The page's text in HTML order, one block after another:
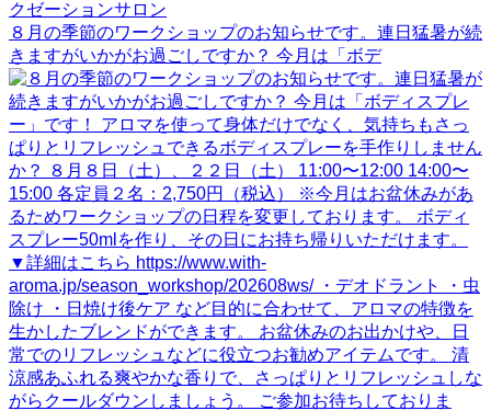
８月の季節のワークショップのお知らせです。連日猛暑が続
きますがいかがお過ごしですか？ 今月は「ボデ